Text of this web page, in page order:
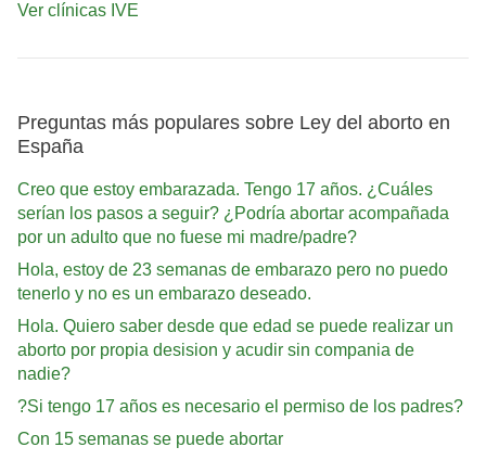
Ver clínicas IVE
Preguntas más populares sobre Ley del aborto en
España
Creo que estoy embarazada. Tengo 17 años. ¿Cuáles
serían los pasos a seguir? ¿Podría abortar acompañada
por un adulto que no fuese mi madre/padre?
Hola, estoy de 23 semanas de embarazo pero no puedo
tenerlo y no es un embarazo deseado.
Hola. Quiero saber desde que edad se puede realizar un
aborto por propia desision y acudir sin compania de
nadie?
?Si tengo 17 años es necesario el permiso de los padres?
Con 15 semanas se puede abortar